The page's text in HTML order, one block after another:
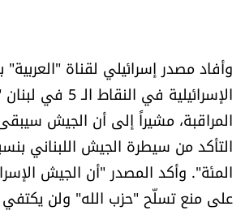
وأفاد مصدر إسرائيلي لقناة "العربية"
الإسرائيلية في
المراقبة، مشيراً إلى أن الجيش
التأكد من سيطرة الجيش اللبناني
المئة". وأكد المصدر "أن الجيش
على منع تسلّح "حزب الله" ولن يكتفي